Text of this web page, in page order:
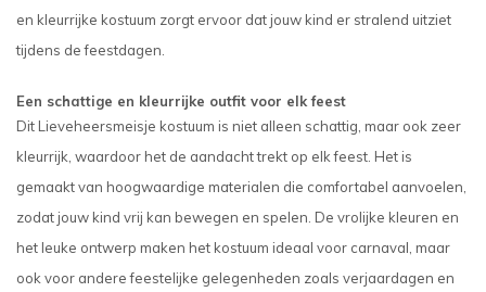
en kleurrijke kostuum zorgt ervoor dat jouw kind er stralend uitziet
tijdens de feestdagen.
Een schattige en kleurrijke outfit voor elk feest
Dit Lieveheersmeisje kostuum is niet alleen schattig, maar ook zeer
kleurrijk, waardoor het de aandacht trekt op elk feest. Het is
gemaakt van hoogwaardige materialen die comfortabel aanvoelen,
zodat jouw kind vrij kan bewegen en spelen. De vrolijke kleuren en
het leuke ontwerp maken het kostuum ideaal voor carnaval, maar
ook voor andere feestelijke gelegenheden zoals verjaardagen en